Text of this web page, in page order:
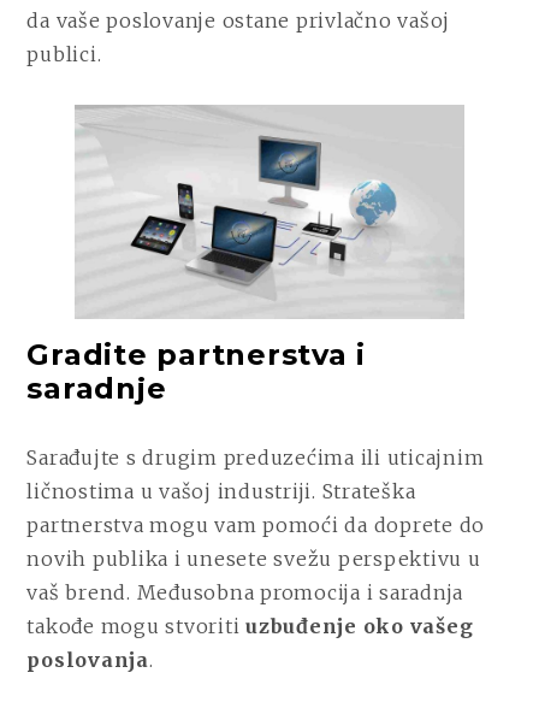
da vaše poslovanje ostane privlačno vašoj
publici.
Gradite partnerstva i
saradnje
Sarađujte s drugim preduzećima ili uticajnim
ličnostima u vašoj industriji. Strateška
partnerstva mogu vam pomoći da doprete do
novih publika i unesete svežu perspektivu u
vaš brend. Međusobna promocija i saradnja
takođe mogu stvoritiuzbuđenje oko vašeg
poslovanja.